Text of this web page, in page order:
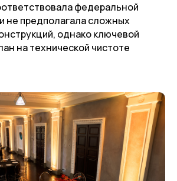
федеральной
не предполагала сложных
однако ключевой
на технической чистоте